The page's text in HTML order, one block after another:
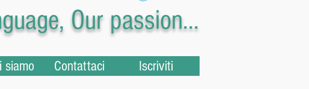
Our passion...
Contattaci
siamo Iscriviti